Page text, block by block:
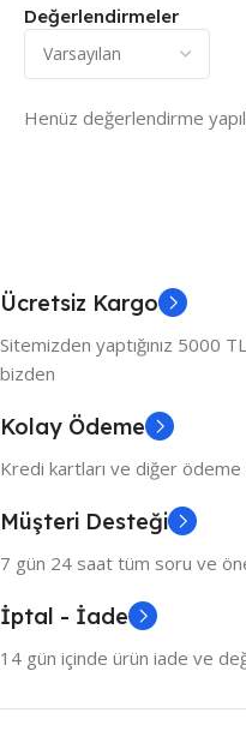
Değerlendirmeler
Henüz değerlendirme
Ücretsiz Kargo
Sitemizden yaptığınız 5000
bizden
Kolay Ödeme
Kredi kartları ve diğer
Müşteri Desteği
7 gün 24 saat tüm soru ve
İptal - İade
14 gün içinde ürün iade ve